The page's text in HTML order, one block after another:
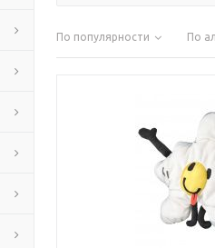
По популярности По